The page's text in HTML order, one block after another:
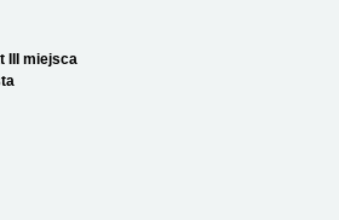
III miejsca